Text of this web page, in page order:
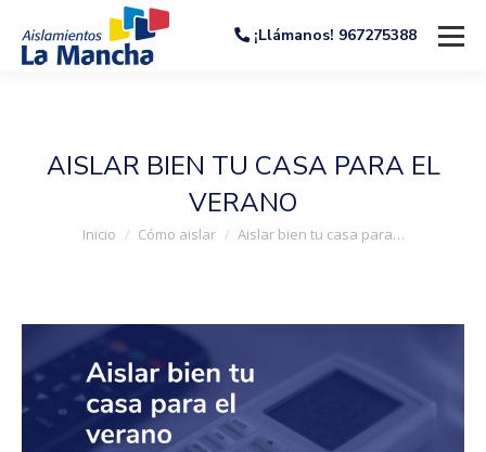
¡Llámanos! 967275388
AISLAR BIEN TU CASA PARA EL
VERANO
Estás aquí:
Inicio Cómo aislar Aislar bien tu casa para…